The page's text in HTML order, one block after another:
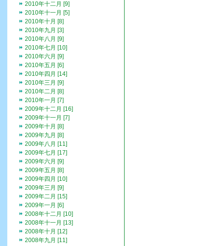
2010年十二月 [9]
2010年十一月 [5]
2010年十月 [8]
2010年九月 [3]
2010年八月 [9]
2010年七月 [10]
2010年六月 [9]
2010年五月 [6]
2010年四月 [14]
2010年三月 [9]
2010年二月 [8]
2010年一月 [7]
2009年十二月 [16]
2009年十一月 [7]
2009年十月 [8]
2009年九月 [8]
2009年八月 [11]
2009年七月 [17]
2009年六月 [9]
2009年五月 [8]
2009年四月 [10]
2009年三月 [9]
2009年二月 [15]
2009年一月 [6]
2008年十二月 [10]
2008年十一月 [13]
2008年十月 [12]
2008年九月 [11]